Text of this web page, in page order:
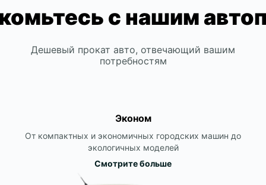
с нашим
Дешевый прокат авто, отвечающий вашим
потребностям
Эконом
От компактных и экономичных городских машин до
экологичных моделей
Смотрите больше